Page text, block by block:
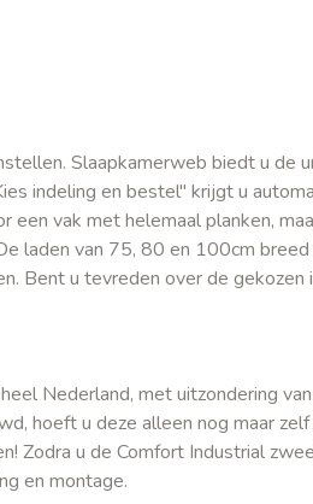
Slaapkamerweb biedt u de
indeling en bestel" krijgt u
een vak met helemaal planken,
laden van 75, 80 en 100cm
Bent u tevreden over de gekozen
Nederland, met uitzondering
hoeft u deze alleen nog maar
Zodra u de Comfort Industrial
en montage.